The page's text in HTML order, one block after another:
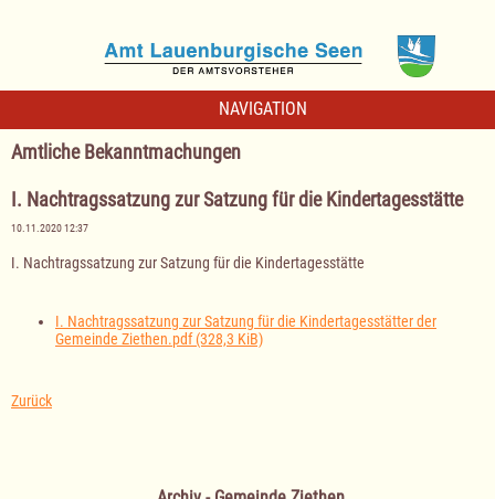
NAVIGATION
Amtliche Bekanntmachungen
I. Nachtragssatzung zur Satzung für die Kindertagesstätte
10.11.2020 12:37
I. Nachtragssatzung zur Satzung für die Kindertagesstätte
I. Nachtragssatzung zur Satzung für die Kindertagesstätter der
Gemeinde Ziethen.pdf(328,3 KiB)
Zurück